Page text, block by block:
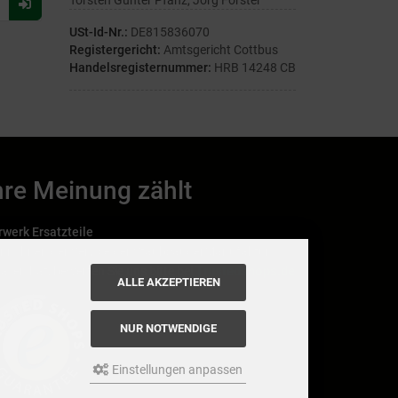
Für
Newsletter
anmelden
USt-Id-Nr.: DE815836070
Registergericht: Amtsgericht Cottbus
Handelsregisternummer: HRB 14248 CB
Meinung zählt
Ersatzteile
Trustedshops.de
ALLE AKZEPTIEREN
NUR NOTWENDIGE
Einstellungen anpassen